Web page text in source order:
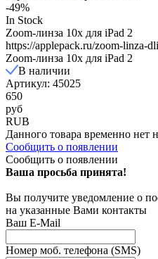
-49%
In Stock
Zoom-линза 10x для iPad 2
https://applepack.ru/zoom-linza-
Zoom-линза 10x для iPad 2
В наличии
Артикул: 45025
650
руб
RUB
Данного товара временно нет
Сообщить о появлении
Сообщить о появлении
Ваша просьба принята!
Вы получите уведомление о
на указанные Вами контакты
Ваш E-Mail
Номер моб. телефона (SMS)